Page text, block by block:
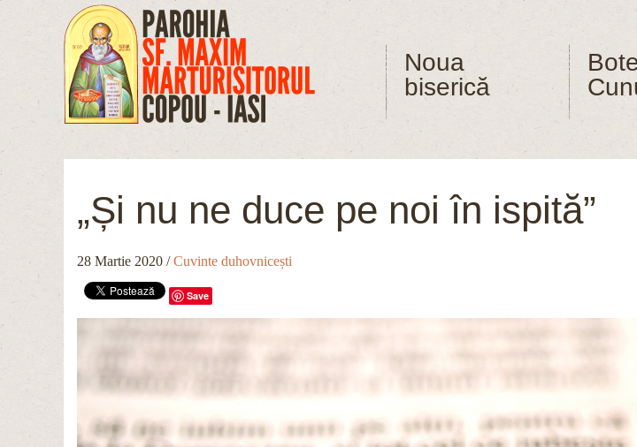
Mergi la conţinutul principal
Noua
biserică
„Și nu ne duce pe noi în ispită”
28 Martie 2020 /Cuvinte duhovnicești
Save